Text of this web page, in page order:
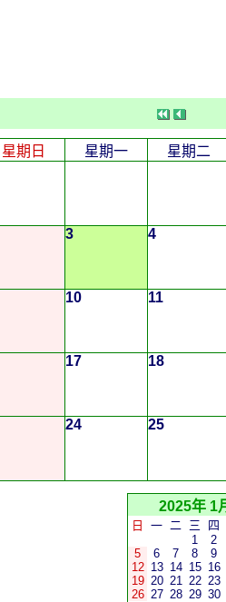
星期日 星期一 星期二
3 4
10 11
17 18
24 25
2025年 1
日 一 二 三
四
1
2
5
6 7 8
9
12 13 14 15 16
19 20 21 22 23
26 27 28 29 30